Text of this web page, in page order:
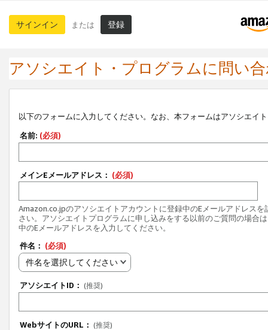
サインイン または 登録
アソシエイト・プログラムに問い
以下のフォームに入力してください。なお、本フォームはアソシエイ
名前: (必須)
メインEメールアドレス： (必須)
Amazon.co.jpのアソシエイトアカウントに登録中のEメールアドレスを
さい。アソシエイトプログラムに申し込みをする以前のご質問の場合
中のEメールアドレスを入力してください。
件名： (必須)
件名を選択してください
アソシエイトID： (推奨)
WebサイトのURL： (推奨)